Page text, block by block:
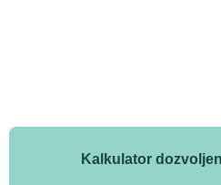
Kalkulator